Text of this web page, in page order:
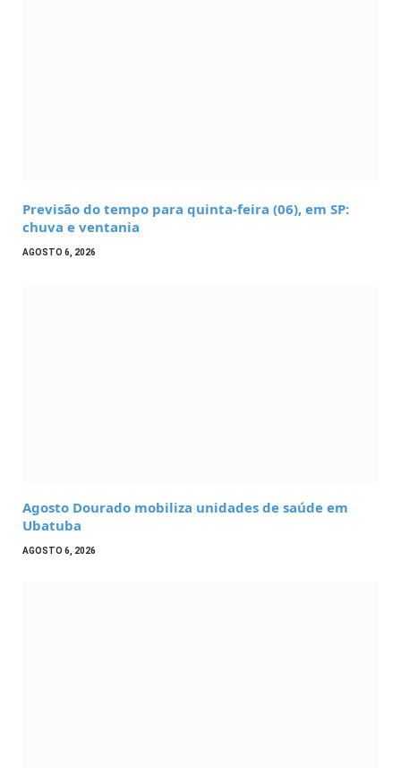
Previsão do tempo para quinta-feira (06), em SP:
chuva e ventania
AGOSTO 6, 2026
Agosto Dourado mobiliza unidades de saúde em
Ubatuba
AGOSTO 6, 2026